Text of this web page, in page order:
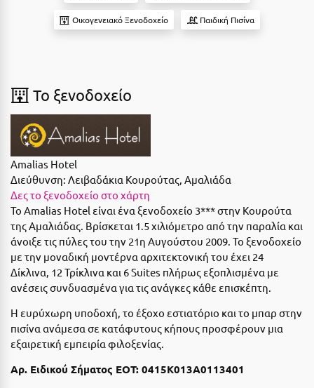
Ελληνικό Αρκαδίας
Ελούντα Κρήτης
Ερέτρια
Ερμιόνη
Εύβοια
Ευρυτανία
Ζαγοροχώρια
Οικογενειακό Ξενοδοχείο Παιδική Πισίνα
To ξενοδοχείο
Amalias Hotel
Διεύθυνση: Λειβαδάκια Κουρούτας, Αμαλιάδα
Δες το ξενοδοχείο στο χάρτη
Το Amalias Hotel είναι ένα ξενοδοχείο 3*** στην Κουρούτα
της Αμαλιάδας. Βρίσκεται 1.5 χιλιόμετρο από την παραλία και
άνοιξε τις πύλες του την 21η Αυγούστου 2009. Το ξενοδοχείο
με την μοναδική μοντέρνα αρχιτεκτονική του έχει 24
Δίκλινα, 12 Τρίκλινα και 6 Suites πλήρως εξοπλισμένα με
ανέσεις συνδυασμένα για τις ανάγκες κάθε επισκέπτη.
Η ευρύχωρη υποδοχή, το έξοχο εστιατόριο και το μπαρ στην
πισίνα ανάμεσα σε κατάφυτους κήπους προσφέρουν μια
εξαιρετική εμπειρία φιλοξενίας.
Αρ. Ειδικού Σήματος ΕΟΤ: 0415K013A0113401